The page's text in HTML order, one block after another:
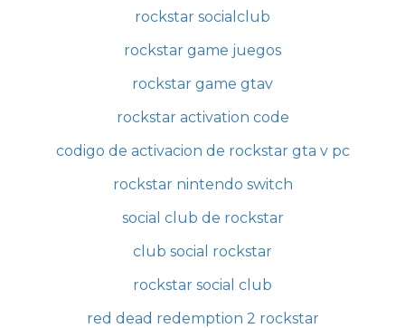
rockstar socialclub
rockstar game juegos
rockstar game gtav
rockstar activation code
codigo de activacion de rockstar gta v pc
rockstar nintendo switch
social club de rockstar
club social rockstar
rockstar social club
red dead redemption 2 rockstar